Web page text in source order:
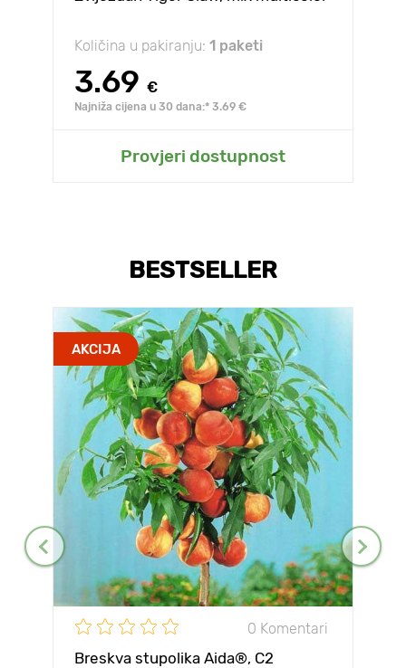
Količina u pakiranju: 1 paketi
3.69 €
Najniža cijena u 30 dana:* 3.69 €
Provjeri dostupnost
BESTSELLER
AKCIJA
0 Komentari
Breskva stupolika Aida®, C2